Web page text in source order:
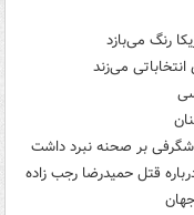
رنگ می‌بازد
می‌زند
شگرفی بر صحنه نبرد داشت
قتل حمیدرضا رجب زاده